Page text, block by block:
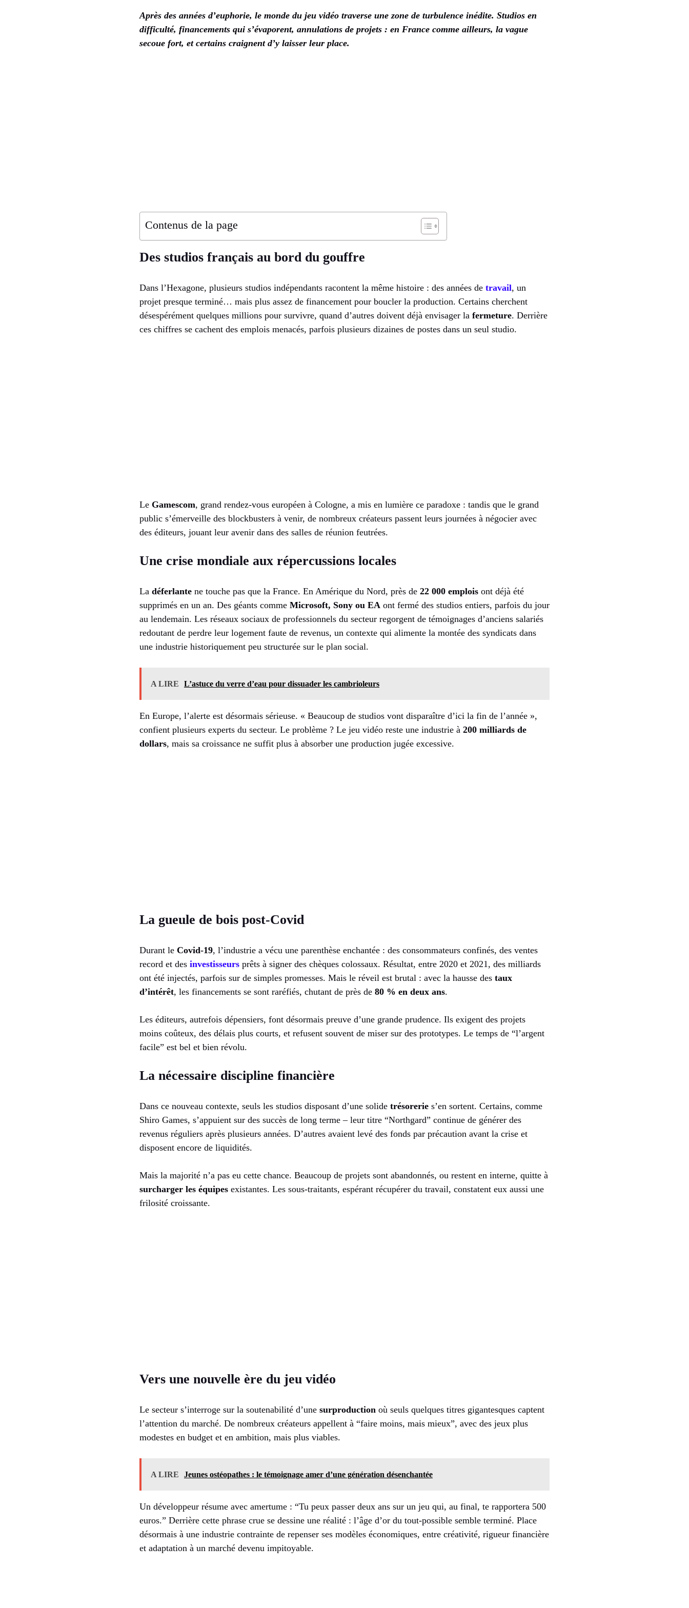
Après des années d’euphorie, le monde du jeu vidéo traverse une zone de turbulence inédite. Studios en
difficulté, financements qui s’évaporent, annulations de projets : en France comme ailleurs, la vague
secoue fort, et certains craignent d’y laisser leur place.
Contenus de la page
Des studios français au bord du gouffre
Dans l’Hexagone, plusieurs studios indépendants racontent la même histoire : des années de travail, un
projet presque terminé… mais plus assez de financement pour boucler la production. Certains cherchent
désespérément quelques millions pour survivre, quand d’autres doivent déjà envisager la fermeture. Derrière
ces chiffres se cachent des emplois menacés, parfois plusieurs dizaines de postes dans un seul studio.
Le Gamescom, grand rendez-vous européen à Cologne, a mis en lumière ce paradoxe : tandis que le grand
public s’émerveille des blockbusters à venir, de nombreux créateurs passent leurs journées à négocier avec
des éditeurs, jouant leur avenir dans des salles de réunion feutrées.
Une crise mondiale aux répercussions locales
La déferlante ne touche pas que la France. En Amérique du Nord, près de 22 000 emplois ont déjà été
supprimés en un an. Des géants comme Microsoft, Sony ou EA ont fermé des studios entiers, parfois du jour
au lendemain. Les réseaux sociaux de professionnels du secteur regorgent de témoignages d’anciens salariés
redoutant de perdre leur logement faute de revenus, un contexte qui alimente la montée des syndicats dans
une industrie historiquement peu structurée sur le plan social.
A LIRE L’astuce du verre d’eau pour dissuader les cambrioleurs
En Europe, l’alerte est désormais sérieuse. « Beaucoup de studios vont disparaître d’ici la fin de l’année »,
confient plusieurs experts du secteur. Le problème ? Le jeu vidéo reste une industrie à 200 milliards de
dollars, mais sa croissance ne suffit plus à absorber une production jugée excessive.
La gueule de bois post-Covid
Durant le Covid-19, l’industrie a vécu une parenthèse enchantée : des consommateurs confinés, des ventes
record et des investisseurs prêts à signer des chèques colossaux. Résultat, entre 2020 et 2021, des milliards
ont été injectés, parfois sur de simples promesses. Mais le réveil est brutal : avec la hausse des taux
d’intérêt, les financements se sont raréfiés, chutant de près de 80 % en deux ans.
Les éditeurs, autrefois dépensiers, font désormais preuve d’une grande prudence. Ils exigent des projets
moins coûteux, des délais plus courts, et refusent souvent de miser sur des prototypes. Le temps de “l’argent
facile” est bel et bien révolu.
La nécessaire discipline financière
Dans ce nouveau contexte, seuls les studios disposant d’une solide trésorerie s’en sortent. Certains, comme
Shiro Games, s’appuient sur des succès de long terme – leur titre “Northgard” continue de générer des
revenus réguliers après plusieurs années. D’autres avaient levé des fonds par précaution avant la crise et
disposent encore de liquidités.
Mais la majorité n’a pas eu cette chance. Beaucoup de projets sont abandonnés, ou restent en interne, quitte à
surcharger les équipes existantes. Les sous-traitants, espérant récupérer du travail, constatent eux aussi une
frilosité croissante.
Vers une nouvelle ère du jeu vidéo
Le secteur s’interroge sur la soutenabilité d’une surproduction où seuls quelques titres gigantesques captent
l’attention du marché. De nombreux créateurs appellent à “faire moins, mais mieux”, avec des jeux plus
modestes en budget et en ambition, mais plus viables.
A LIRE Jeunes ostéopathes : le témoignage amer d’une génération désenchantée
Un développeur résume avec amertume : “Tu peux passer deux ans sur un jeu qui, au final, te rapportera 500
euros.” Derrière cette phrase crue se dessine une réalité : l’âge d’or du tout-possible semble terminé. Place
désormais à une industrie contrainte de repenser ses modèles économiques, entre créativité, rigueur financière
et adaptation à un marché devenu impitoyable.